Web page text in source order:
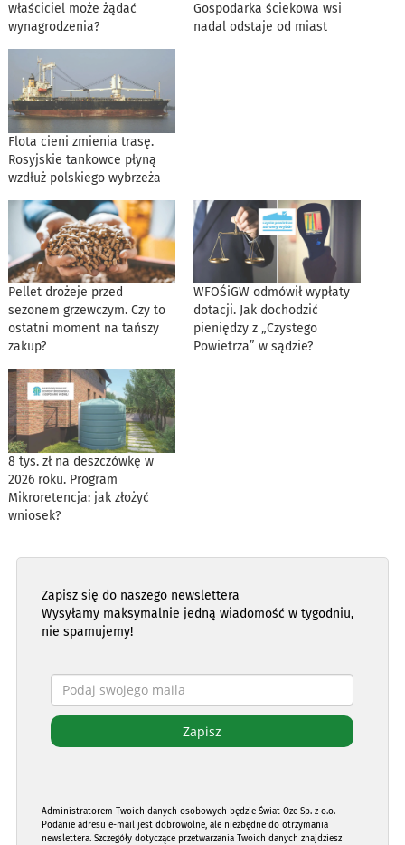
właściciel może żądać
wynagrodzenia?
Gospodarka ściekowa wsi
nadal odstaje od miast
Flota cieni zmienia trasę.
Rosyjskie tankowce płyną
wzdłuż polskiego wybrzeża
Pellet drożeje przed
sezonem grzewczym. Czy to
ostatni moment na tańszy
zakup?
WFOŚiGW odmówił wypłaty
dotacji. Jak dochodzić
pieniędzy z „Czystego
Powietrza” w sądzie?
8 tys. zł na deszczówkę w
2026 roku. Program
Mikroretencja: jak złożyć
wniosek?
Zapisz się do naszego newslettera
Wysyłamy maksymalnie jedną wiadomość w tygodniu,
nie spamujemy!
Administratorem Twoich danych osobowych będzie Świat Oze Sp. z o.o.
Podanie adresu e-mail jest dobrowolne, ale niezbędne do otrzymania
newslettera. Szczegóły dotyczące przetwarzania Twoich danych znajdziesz